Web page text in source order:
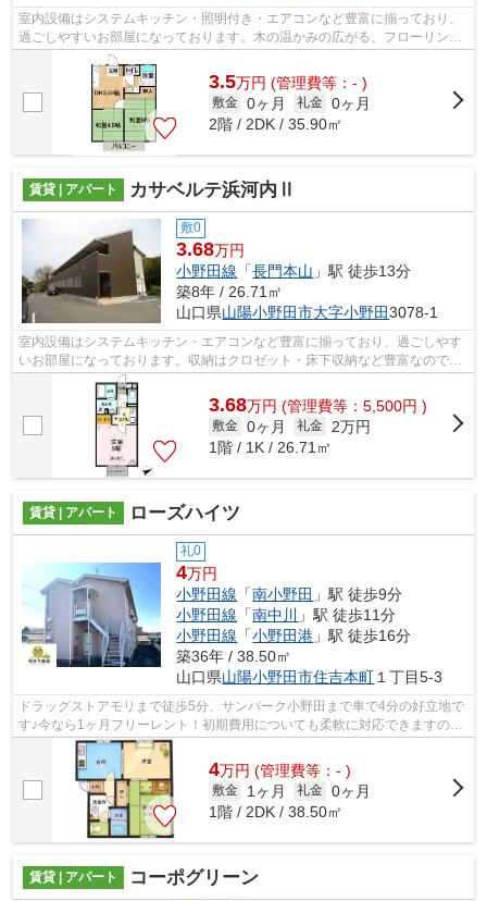
室内設備はシステムキッチン・照明付き・エアコンなど豊富に揃っており、
過ごしやすいお部屋になっております。木の温かみの広がる、フローリング
の物件となっています。礼金不要の物...
3.5万円 (管理費等：- )
敷金 0ヶ月 礼金 0ヶ月
2階 / 2DK / 35.90㎡
賃貸 | アパート カサベルテ浜河内Ⅱ
敷0
3.68万円
小野田線 「長門本山 」駅 徒歩13分
築8年 / 26.71㎡
山口県山陽小野田市大字小野田3078-1
室内設備はシステムキッチン・エアコンなど豊富に揃っており、過ごしやす
いお部屋になっております。収納はクロゼット・床下収納など豊富なので、
衣類や履き物の整理がしやすく便利で...
3.68万円 (管理費等：5,500円 )
敷金 0ヶ月 礼金
2万円
1階 / 1K / 26.71㎡
賃貸 | アパート ローズハイツ
礼0
4万円
小野田線 「南小野田 」駅 徒歩9分
小野田線 「南中川
」駅 徒歩11分
小野田線 「小野田港 」駅 徒歩16分
築36年 / 38.50㎡
山口県山陽小野田市住吉本町 １丁目5-3
ドラッグストアモリまで徒歩5分、サンパーク小野田まで車で4分の好立地で
す♪今なら1ヶ月フリーレント！初期費用についても柔軟に対応できますの
で、お気軽にお問い合わせください(^^)/
4万円 (管理費等：- )
敷金 1ヶ月 礼金 0ヶ月
1階 / 2DK / 38.50㎡
賃貸 | アパート コーポグリーン